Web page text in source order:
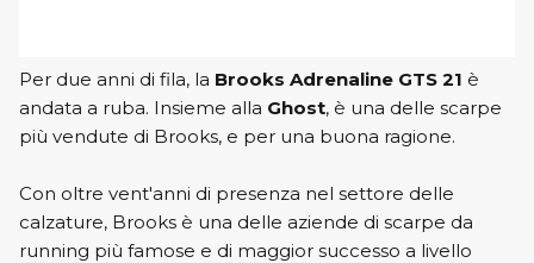
Per due anni di fila, la Brooks Adrenaline GTS 21 è
andata a ruba. Insieme alla Ghost, è una delle scarpe
più vendute di Brooks, e per una buona ragione.
Con oltre vent'anni di presenza nel settore delle
calzature, Brooks è una delle aziende di scarpe da
running più famose e di maggior successo a livello